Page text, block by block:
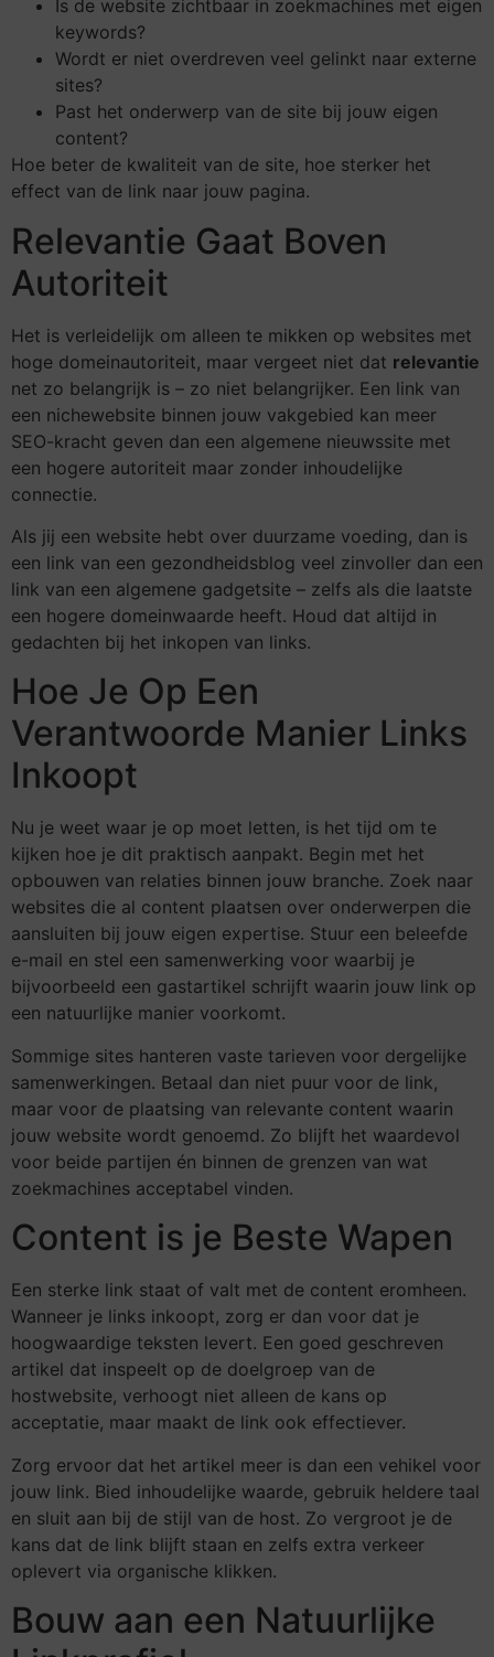
Is de website zichtbaar in zoekmachines met eigen
keywords?
Wordt er niet overdreven veel gelinkt naar externe
sites?
Past het onderwerp van de site bij jouw eigen
content?
Hoe beter de kwaliteit van de site, hoe sterker het
effect van de link naar jouw pagina.
Relevantie Gaat Boven
Autoriteit
Het is verleidelijk om alleen te mikken op websites met
hoge domeinautoriteit, maar vergeet niet dat relevantie
net zo belangrijk is – zo niet belangrijker. Een link van
een nichewebsite binnen jouw vakgebied kan meer
SEO-kracht geven dan een algemene nieuwssite met
een hogere autoriteit maar zonder inhoudelijke
connectie.
Als jij een website hebt over duurzame voeding, dan is
een link van een gezondheidsblog veel zinvoller dan een
link van een algemene gadgetsite – zelfs als die laatste
een hogere domeinwaarde heeft. Houd dat altijd in
gedachten bij het inkopen van links.
Hoe Je Op Een
Verantwoorde Manier Links
Inkoopt
Nu je weet waar je op moet letten, is het tijd om te
kijken hoe je dit praktisch aanpakt. Begin met het
opbouwen van relaties binnen jouw branche. Zoek naar
websites die al content plaatsen over onderwerpen die
aansluiten bij jouw eigen expertise. Stuur een beleefde
e-mail en stel een samenwerking voor waarbij je
bijvoorbeeld een gastartikel schrijft waarin jouw link op
een natuurlijke manier voorkomt.
Sommige sites hanteren vaste tarieven voor dergelijke
samenwerkingen. Betaal dan niet puur voor de link,
maar voor de plaatsing van relevante content waarin
jouw website wordt genoemd. Zo blijft het waardevol
voor beide partijen én binnen de grenzen van wat
zoekmachines acceptabel vinden.
Content is je Beste Wapen
Een sterke link staat of valt met de content eromheen.
Wanneer je links inkoopt, zorg er dan voor dat je
hoogwaardige teksten levert. Een goed geschreven
artikel dat inspeelt op de doelgroep van de
hostwebsite, verhoogt niet alleen de kans op
acceptatie, maar maakt de link ook effectiever.
Zorg ervoor dat het artikel meer is dan een vehikel voor
jouw link. Bied inhoudelijke waarde, gebruik heldere taal
en sluit aan bij de stijl van de host. Zo vergroot je de
kans dat de link blijft staan en zelfs extra verkeer
oplevert via organische klikken.
Bouw aan een Natuurlijke